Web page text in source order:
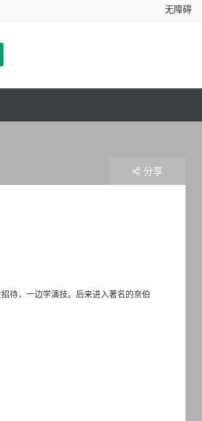
无障碍
待，一边学演技。后来进入著名的奈伯
分享